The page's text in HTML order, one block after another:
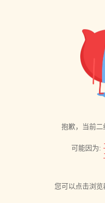
抱歉，当前二
可能因为:
您可以点击浏